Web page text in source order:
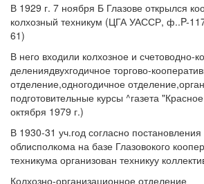
В 1929 г. 7 ноября Б Глазове открылся
колхозный техникум (ЦГА УАССР, ф..P-
61)
В него входили колхозное и счетоводно-
делениядвухгодичное торгово-
отделение,одногодичное
подготовительные курсы ^газета
октября 1979 г.)
В 1930-31 уч.год согласно
облисполкома на базе Глазовокого
техникума организован техникуу
Колхозно-организационное отделение